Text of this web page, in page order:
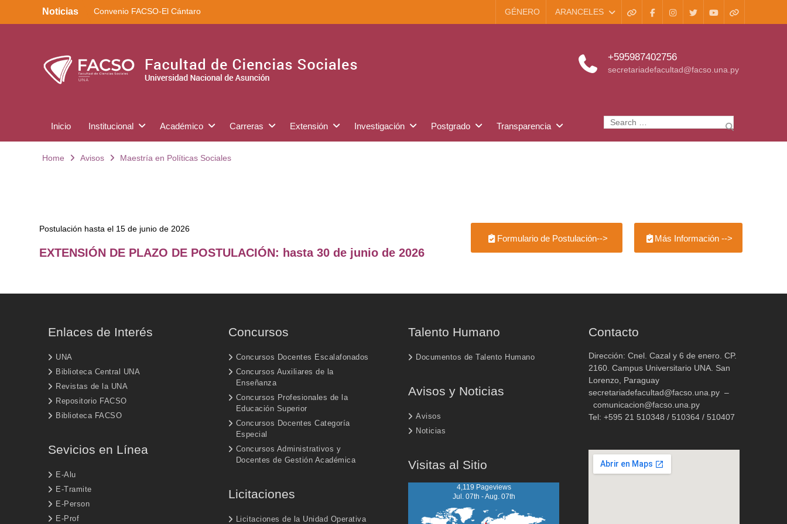
Noticias
Convenio FACSO-El Cántaro
Kera yvoty en SciELO
GÉNERO ARANCELES
+595987402756
secretariadefacultad@facso.una.py
Inicio Institucional Académico Carreras Extensión Investigación Postgrado Transparencia
Home Avisos Maestría en Políticas Sociales
Postulación hasta el 15 de junio de 2026
EXTENSIÓN DE PLAZO DE POSTULACIÓN: hasta 30 de junio de 2026
Formulario de Postulación--> Más Información -->
Enlaces de Interés
UNA
Biblioteca Central UNA
Revistas de la UNA
Repositorio FACSO
Biblioteca FACSO
Sevicios en Línea
E-Alu
E-Tramite
E-Person
E-Prof
Concursos
Concursos Docentes Escalafonados
Concursos Auxiliares de la
Enseñanza
Concursos Profesionales de la
Educación Superior
Concursos Docentes Categoría
Especial
Concursos Administrativos y
Docentes de Gestión Académica
Licitaciones
Licitaciones de la Unidad Operativa
Talento Humano
Documentos de Talento Humano
Avisos y Noticias
Avisos
Noticias
Visitas al Sitio
4,119 Pageviews
Jul. 07th - Aug. 07th
Contacto
Dirección: Cnel. Cazal y 6 de enero. CP.
2160. Campus Universitario UNA. San
Lorenzo, Paraguay
secretariadefacultad@facso.una.py –
comunicacion@facso.una.py
Tel: +595 21 510348 / 510364 / 510407